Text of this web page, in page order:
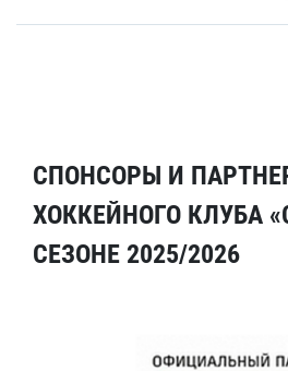
СПОНСОРЫ И
ХОККЕЙНОГО КЛУБА
СЕЗОНЕ 2025/2026